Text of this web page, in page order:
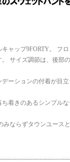
ャップ9FORTY。 フ
サイズ調節は、後部
ーションの付着が目立
着きのあるシンプル
みならずタウンユース